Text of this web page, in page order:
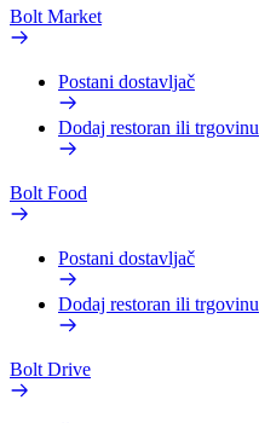
Bolt Market
Postani dostavljač
Dodaj restoran ili trgovinu
Bolt Food
Postani dostavljač
Dodaj restoran ili trgovinu
Bolt Drive